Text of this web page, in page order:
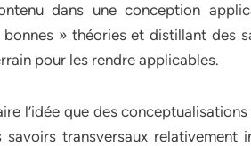
dans une conception
» théories et distillant des
pour les rendre applicables.
l’idée que des
savoirs transversaux